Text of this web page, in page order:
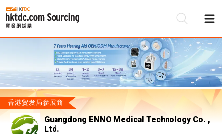
香港贸发局参展商
Guangdong ENNO Medical Technology Co. ,
Ltd.